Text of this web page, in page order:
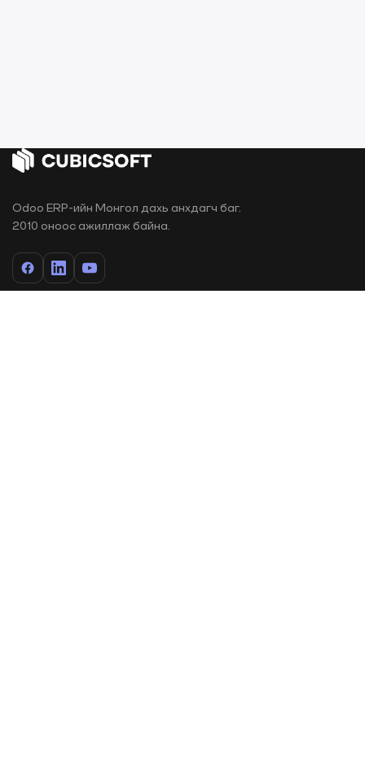
Odoo ERP-ийн Монгол дахь анхдагч баг.
2010 оноос ажиллаж байна.